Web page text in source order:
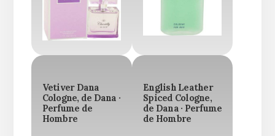
Vetiver Dana
Cologne, de Dana ·
Perfume de
Hombre
English Leather
Spiced Cologne,
de Dana · Perfume
de Hombre